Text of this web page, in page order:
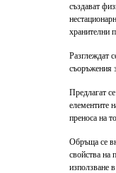
създават
хранителни
Разглеждат
съоръжения
Предлагат
елементите
преноса на
Обръща се
свойства на
използване